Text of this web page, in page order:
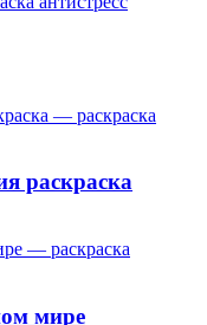
раскраска
мире